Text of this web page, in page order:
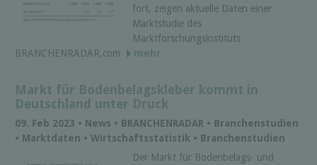
fort, zeigen aktuelle Daten einer
Marktstudie des
Marktforschungsinstituts
BRANCHENRADAR.com
mehr
Markt für Bodenbelagskleber kommt in
Deutschland unter Druck
09. Feb 2023 • News • BRANCHENRADAR • Branchenstudien
• Marktdaten • Wirtschaftsstatistik • Branchenstudien
Der Markt für Bodenbelags- und